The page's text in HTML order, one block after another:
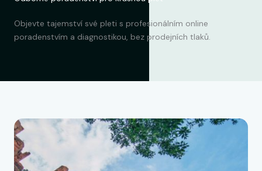
Objevte tajemství své pleti s profesionálním online
poradenstvím a diagnostikou, bez prodejních tlaků.